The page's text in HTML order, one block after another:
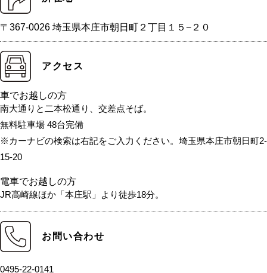
〒367-0026 埼玉県本庄市朝日町２丁目１５−２０
アクセス
車でお越しの方
南大通りと二本松通り、交差点そば。
無料駐車場 48台完備
※カーナビの検索は右記をご入力ください。埼玉県本庄市朝日町2-
15-20
電車でお越しの方
JR高崎線ほか「本庄駅」より徒歩18分。
お問い合わせ
0495-22-0141